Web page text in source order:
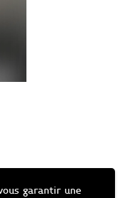
garantir une